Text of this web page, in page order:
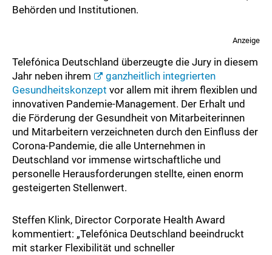
Behörden und Institutionen.
Anzeige
Telefónica Deutschland überzeugte die Jury in diesem
Jahr neben ihrem
ganzheitlich integrierten
Gesundheitskonzept vor allem mit ihrem flexiblen und
innovativen Pandemie-Management. Der Erhalt und
die Förderung der Gesundheit von Mitarbeiterinnen
und Mitarbeitern verzeichneten durch den Einfluss der
Corona-Pandemie, die alle Unternehmen in
Deutschland vor immense wirtschaftliche und
personelle Herausforderungen stellte, einen enorm
gesteigerten Stellenwert.
Steffen Klink, Director Corporate Health Award
kommentiert: „Telefónica Deutschland beeindruckt
mit starker Flexibilität und schneller